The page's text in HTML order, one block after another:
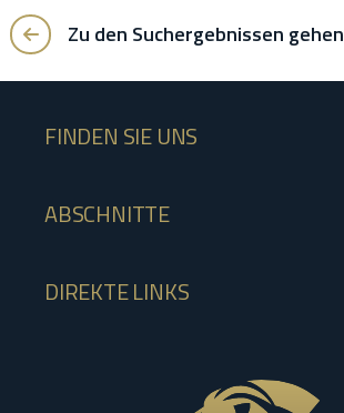
Zu den Suchergebnissen gehen
FINDEN SIE UNS
ABSCHNITTE
DIREKTE LINKS